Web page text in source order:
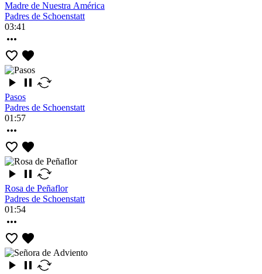
Madre de Nuestra América
Padres de Schoenstatt
03:41
Pasos
Padres de Schoenstatt
01:57
Rosa de Peñaflor
Padres de Schoenstatt
01:54